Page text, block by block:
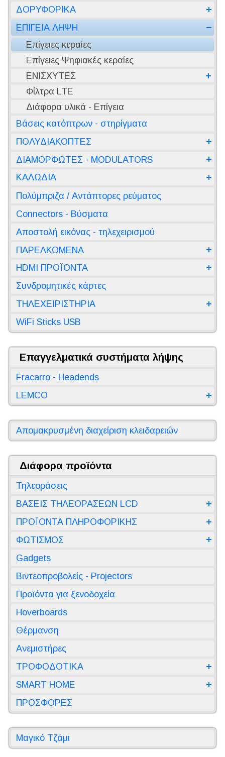
ΔΟΡΥΦΟΡΙΚΑ
ΕΠΙΓΕΙΑ ΛΗΨΗ
Επίγειες κεραίες
Επίγειες Ψηφιακές κεραίες
ΕΝΙΣΧΥΤΕΣ
Φίλτρα LTE
Διάφορα υλικά - Επίγεια
Βάσεις κατόπτρων - στηρίγματα
ΠΟΛΥΔΙΑΚΟΠΤΕΣ
ΔΙΑΜΟΡΦΩΤΕΣ - MODULATORS
ΚΑΛΩΔΙΑ
Πολύμπριζα / Αντάπτορες ρεύματος
Connectors - Βύσματα
Αποστολή εικόνας - τηλεχειρισμού
ΠΑΡΕΛΚΟΜΕΝΑ
HDMI ΠΡΟΪΟΝΤΑ
Συνδρομητικές κάρτες
ΤΗΛΕΧΕΙΡΙΣΤΗΡΙΑ
WiFi Sticks USB
Επαγγελματικά συστήματα λήψης
Fracarro - Headends
LEMCO
Απομακρυσμένη διαχείριση κλειδαρειών
Διάφορα προϊόντα
Τηλεοράσεις
ΒΑΣΕΙΣ ΤΗΛΕΟΡΑΣΕΩΝ LCD
ΠΡΟΪΟΝΤΑ ΠΛΗΡΟΦΟΡΙΚΗΣ
ΦΩΤΙΣΜΟΣ
Gadgets
Βιντεοπροβολείς - Projectors
Προϊόντα για ξενοδοχεία
Hoverboards
Θέρμανση
Ανεμιστήρες
ΤΡΟΦΟΔΟΤΙΚΑ
SMART HOME
ΠΡΟΣΦΟΡΕΣ
Μαγικό Τζάμι